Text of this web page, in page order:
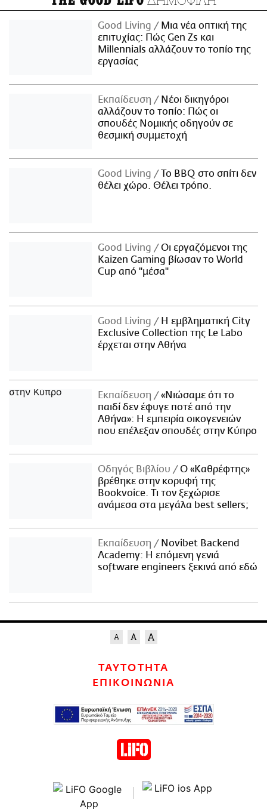
Good Living
Μια νέα οπτική της
επιτυχίας: Πώς Gen Zs και
Millennials αλλάζουν το τοπίο της
εργασίας
Εκπαίδευση
Νέοι δικηγόροι
αλλάζουν το τοπίο: Πώς οι
σπουδές Νομικής οδηγούν σε
θεσμική συμμετοχή
Good Living
Το BBQ στο σπίτι δεν
θέλει χώρο. Θέλει τρόπο.
Good Living
Οι εργαζόμενοι της
Kaizen Gaming βίωσαν το World
Cup από "μέσα"
Good Living
Η εμβληματική City
Exclusive Collection της Le Labo
έρχεται στην Αθήνα
Εκπαίδευση
«Νιώσαμε ότι το
παιδί δεν έφυγε ποτέ από την
Αθήνα»: Η εμπειρία οικογενειών
που επέλεξαν σπουδές στην Κύπρο
Οδηγός Βιβλίου
Ο «Καθρέφτης»
βρέθηκε στην κορυφή της
Bookvoice. Τι τον ξεχώρισε
ανάμεσα στα μεγάλα best sellers;
Εκπαίδευση
Novibet Backend
Academy: Η επόμενη γενιά
software engineers ξεκινά από εδώ
ΤΑΥΤΟΤΗΤΑ
ΕΠΙΚΟΙΝΩΝΙΑ